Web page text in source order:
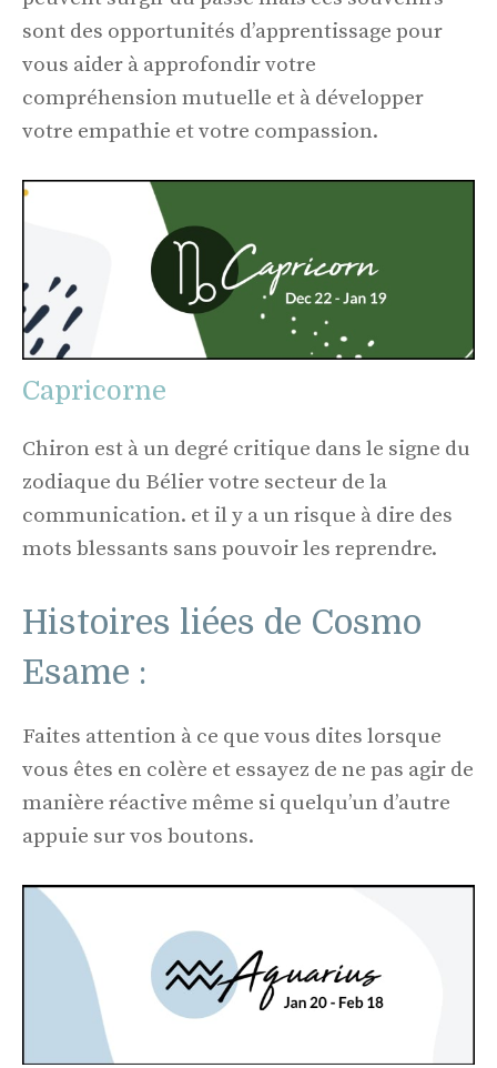
sont des opportunités d’apprentissage pour
vous aider à approfondir votre
compréhension mutuelle et à développer
votre empathie et votre compassion.
Capricorne
Chiron est à un degré critique dans le signe du
zodiaque du Bélier votre secteur de la
communication. et il y a un risque à dire des
mots blessants sans pouvoir les reprendre.
Histoires liées de Cosmo
Esame :
Faites attention à ce que vous dites lorsque
vous êtes en colère et essayez de ne pas agir de
manière réactive même si quelqu’un d’autre
appuie sur vos boutons.